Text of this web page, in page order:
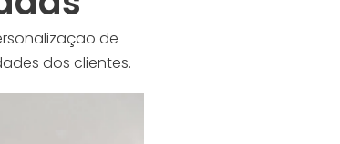
de
dos clientes.